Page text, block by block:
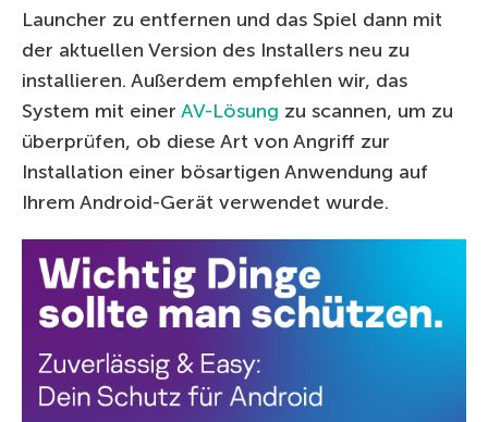
Launcher zu entfernen und das Spiel dann mit
der aktuellen Version des Installers neu zu
installieren. Außerdem empfehlen wir, das
System mit einer AV-Lösung zu scannen, um zu
überprüfen, ob diese Art von Angriff zur
Installation einer bösartigen Anwendung auf
Ihrem Android-Gerät verwendet wurde.